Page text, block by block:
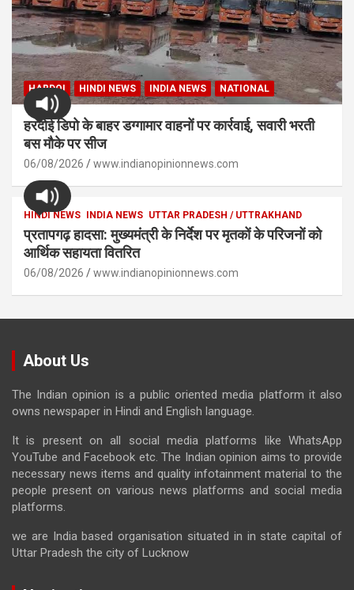
HARDOI HINDI NEWS INDIA NEWS NATIONAL
हरदोई डिपो के बाहर डग्गामार वाहनों पर कार्रवाई, सवारी भरती
बस मौके पर सीज
06/08/2026 www.indianopinionnews.com
HINDI NEWS INDIA NEWS UTTAR PRADESH / UTTRAKHAND
प्रतापगढ़ हादसा: मुख्यमंत्री के निर्देश पर मृतकों के परिजनों को
आर्थिक सहायता वितरित
06/08/2026 www.indianopinionnews.com
About Us
The Indian opinion is a public oriented media platform it also
owns newspaper in Hindi and English language.
It is present on all social media platforms like WhatsApp
YouTube and Facebook etc. The Indian opinion aims to provide
necessary news items and quality infotainment material to the
people present on various news platforms and social media
platforms.
we are India based organisation situated in in state capital of
Uttar Pradesh the city of Lucknow